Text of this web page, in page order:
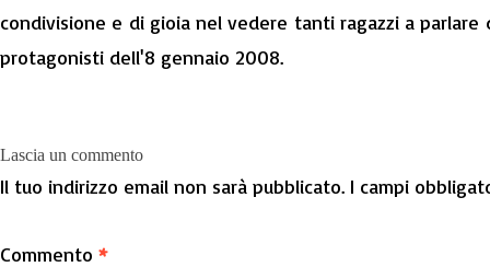
condivisione e di gioia nel vedere tanti ragazzi a parlare
protagonisti dell'8 gennaio 2008.
Lascia un commento
Il tuo indirizzo email non sarà pubblicato. I campi
Commento *